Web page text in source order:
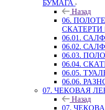
БУМАГА
Назад
06.
СКАТЕРТИ
06.01.
06.02.
06.03.
06.04.
06.05.
06.06.
07. ЧЕКОВАЯ
Назад
07.